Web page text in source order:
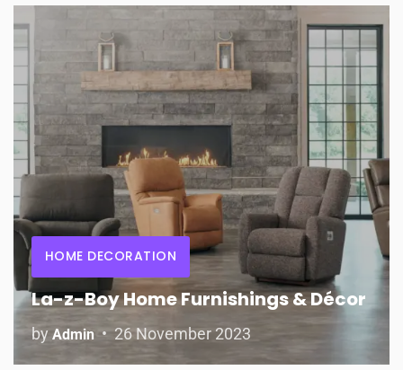
HOME DECORATION
La-z-Boy Home Furnishings & Décor
by Admin 26 November 2023